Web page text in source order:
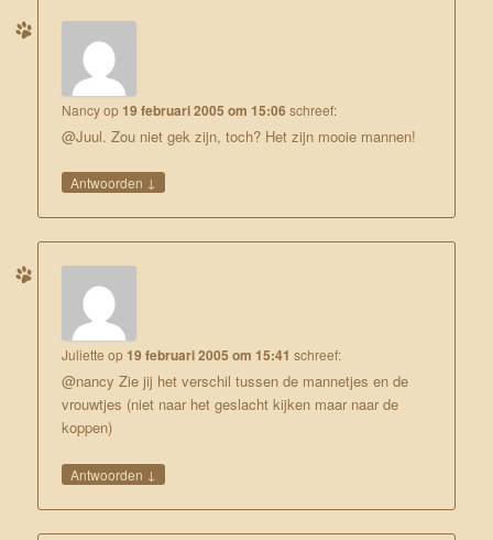
Nancyop 19 februari 2005 om 15:06 schreef:
@Juul. Zou niet gek zijn, toch? Het zijn mooie mannen!
Antwoorden ↓
Juliette op 19 februari 2005 om 15:41 schreef:
@nancy Zie jij het verschil tussen de mannetjes en de
vrouwtjes (niet naar het geslacht kijken maar naar de
koppen)
Antwoorden ↓